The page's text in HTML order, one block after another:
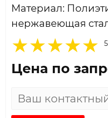
Материал:
нержавеющая
5
Цена по